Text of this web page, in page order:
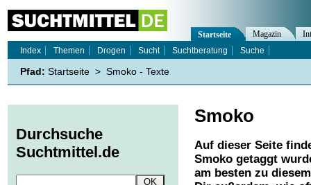
Smoko
Auf dieser Seite
Smoko getaggt
am besten zu
Startseite Magazin
Index
Themen Drogen Sucht Suchtberatung Suche
Pfad: Startseite > Smoko - Texte
Durchsuche
Suchtmittel.de